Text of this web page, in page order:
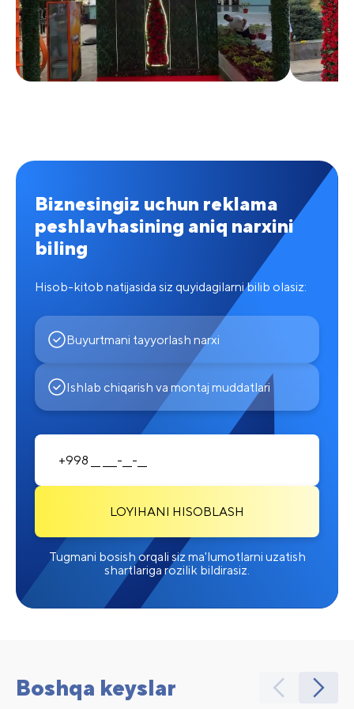
Biznesingiz uchun reklama
peshlavhasining aniq narxini
biling
Hisob-kitob natijasida siz quyidagilarni bilib olasiz:
Buyurtmani tayyorlash narxi
Ishlab chiqarish va montaj muddatlari
LOYIHANI HISOBLASH
Tugmani bosish orqali siz ma'lumotlarni uzatish
shartlariga rozilik bildirasiz.
Boshqa keyslar